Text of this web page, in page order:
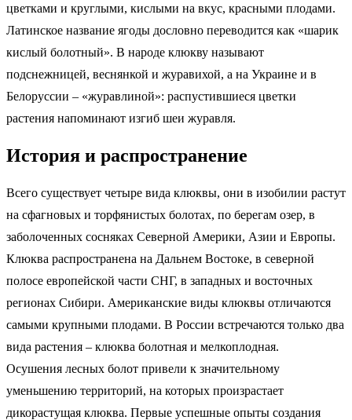
цветками и круглыми, кислыми на вкус, красными плодами.
Латинское название ягоды дословно переводится как «шарик
кислый болотный». В народе клюкву называют
подснежницей, веснянкой и журавихой, а на Украине и в
Белоруссии – «журавлиной»: распустившиеся цветки
растения напоминают изгиб шеи журавля.
История и распространение
Всего существует четыре вида клюквы, они в изобилии растут
на сфагновых и торфянистых болотах, по берегам озер, в
заболоченных сосняках Северной Америки, Азии и Европы.
Клюква распространена на Дальнем Востоке, в северной
полосе европейской части СНГ, в западных и восточных
регионах Сибири. Американские виды клюквы отличаются
самыми крупными плодами. В России встречаются только два
вида растения – клюква болотная и мелкоплодная.
Осушения лесных болот привели к значительному
уменьшению территорий, на которых произрастает
дикорастущая клюква. Первые успешные опыты создания